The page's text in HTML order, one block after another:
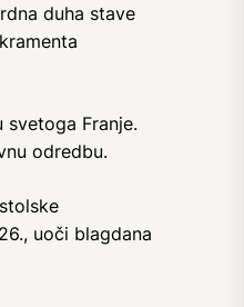
duha stave
svetoga Franje.
odredbu.
uoči blagdana